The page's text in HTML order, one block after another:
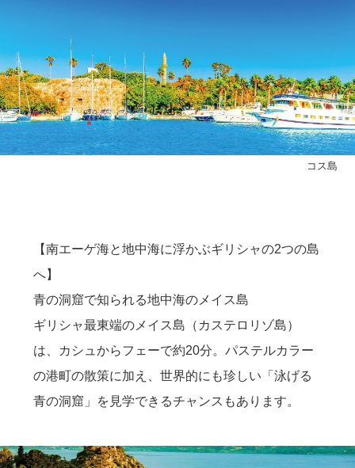
コス島
【南エーゲ海と地中海に浮かぶギリシャの2つの島
へ】
青の洞窟で知られる地中海のメイス島
ギリシャ最東端のメイス島（カステロリゾ島）
は、カシュからフェーで約20分。パステルカラー
の港町の散策に加え、世界的にも珍しい「泳げる
青の洞窟」を見学できるチャンスもあります。